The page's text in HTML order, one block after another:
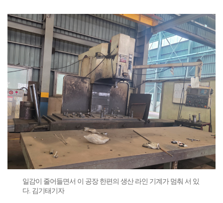
일감이 줄어들면서 이 공장 한편의 생산 라인 기계가 멈춰 서 있
다. 김기태기자